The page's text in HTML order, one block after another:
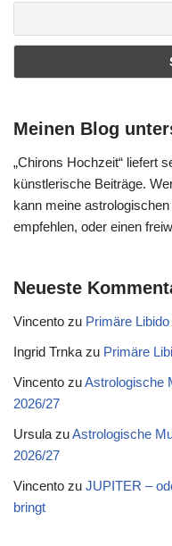
Meinen Blog
„Chirons Hochzeit“ liefert
künstlerische Beiträge.
kann meine
empfehlen, oder einen
Neueste
Vincento zu Primäre
Ingrid Trnka zu Primäre
Vincento zuAstrologische
2026/27
Ursula zuAstrologische
2026/27
Vincento zu JUPITER –
bringt